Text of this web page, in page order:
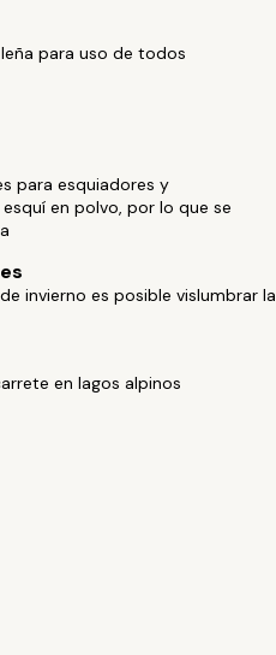
para uso de todos
para esquiadores y
en polvo, por lo que se
invierno es posible vislumbrar la
en lagos alpinos